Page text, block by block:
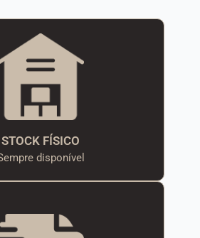
STOCK FÍSICO
disponível